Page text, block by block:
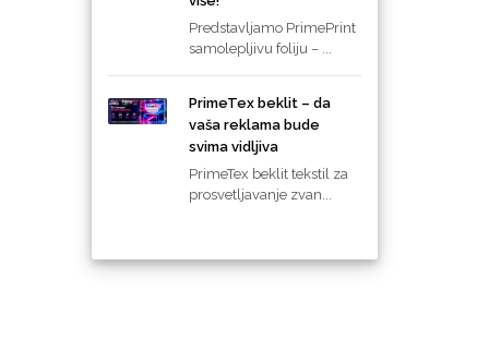
Predstavljamo PrimePrint
samolepljivu foliju – ...
PrimeTex beklit – da
vaša reklama bude
svima vidljiva
PrimeTex beklit tekstil za
prosvetljavanje zvan...